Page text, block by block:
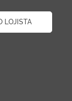
LOJISTA